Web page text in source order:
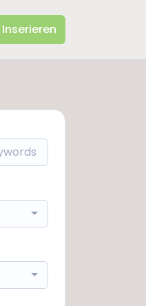
Inserieren